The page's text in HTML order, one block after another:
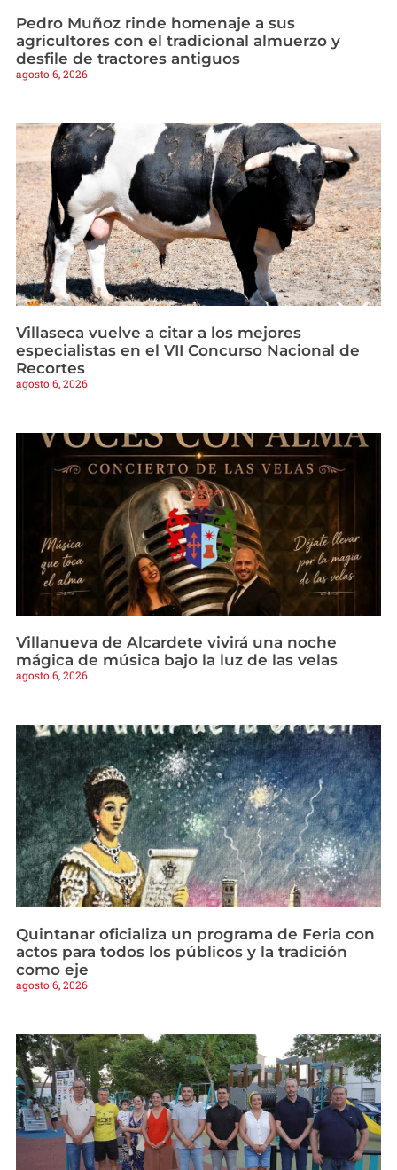
Pedro Muñoz rinde homenaje a sus
agricultores con el tradicional almuerzo y
desfile de tractores antiguos
agosto 6, 2026
Villaseca vuelve a citar a los mejores
especialistas en el VII Concurso Nacional de
Recortes
agosto 6, 2026
Villanueva de Alcardete vivirá una noche
mágica de música bajo la luz de las velas
agosto 6, 2026
Quintanar oficializa un programa de Feria con
actos para todos los públicos y la tradición
como eje
agosto 6, 2026